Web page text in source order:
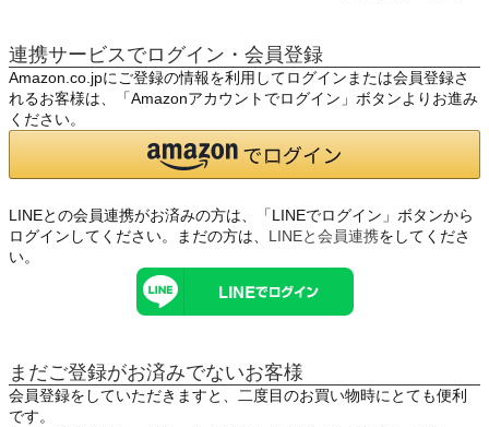
連携サービスでログイン・会員登録
Amazon.co.jpにご登録の情報を利用してログインまたは会員登録さ
れるお客様は、「Amazonアカウントでログイン」ボタンよりお進み
ください。
LINEとの会員連携がお済みの方は、「LINEでログイン」ボタンから
ログインしてください。まだの方は、 LINEと会員連携をしてくださ
い。
まだご登録がお済みでないお客様
会員登録をしていただきますと、二度目のお買い物時にとても便利
です。